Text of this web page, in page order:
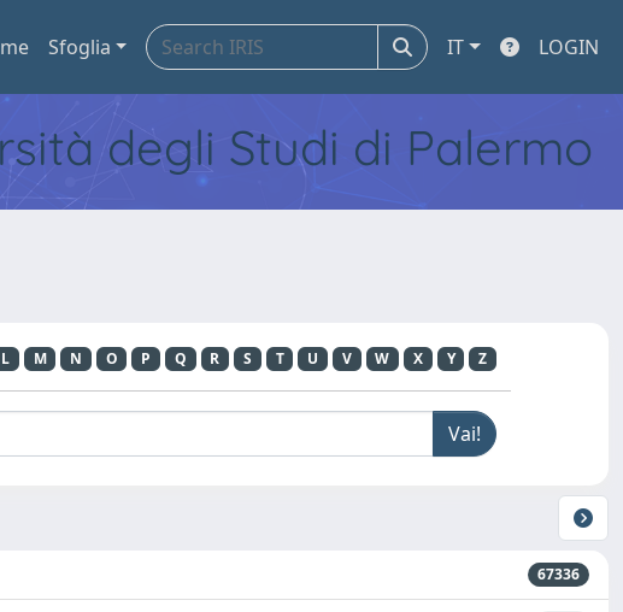
Sfoglia IT LOGIN
degli Studi di Palermo
L M N O P Q R S T U V W X Y Z
67336